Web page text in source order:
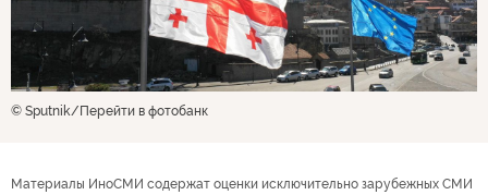
© Sputnik Перейти в фотобанк
Материалы ИноСМИ содержат оценки исключительно зарубежных СМИ